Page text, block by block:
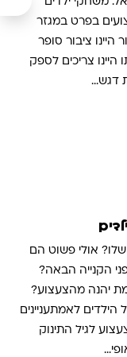
בפרט במגזר
ציבור סופר
היינו צריכים לספק
דגש…
אולי פשוט הם
הקנייה הבאה?
יהנה מהצעצוע?
הילדים לאמתעניינים
לגיל התינוק